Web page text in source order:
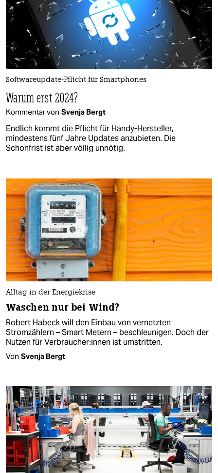
Softwareupdate-Pflicht für Smartphones
Warum erst 2024?
Kommentar von Svenja Bergt
Endlich kommt die Pflicht für Handy-Hersteller,
mindestens fünf Jahre Updates anzubieten. Die
Schonfrist ist aber völlig unnötig.
Alltag in der Energiekrise
Waschen nur bei Wind?
Robert Habeck will den Einbau von vernetzten
Stromzählern – Smart Metern – beschleunigen. Doch der
Nutzen für Ver­brau­che­r:in­nen ist umstritten.
Von Svenja Bergt